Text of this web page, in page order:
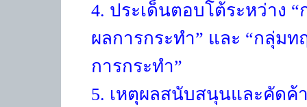
4. ประเด็นตอบโต้ระหว่าง “
ผลการกระทำ” และ “กลุ่มท
การกระทำ”
5. เหตุผลสนับสนุนและคัดค้